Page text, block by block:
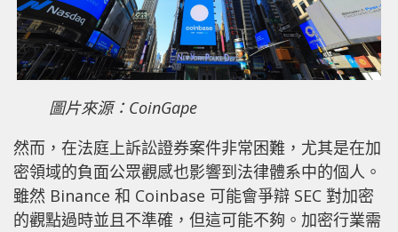
圖片來源：CoinGape
然而，在法庭上訴訟證券案件非常困難，尤其是在加
密領域的負面公眾觀感也影響到法律體系中的個人。
雖然 Binance 和 Coinbase 可能會爭辯 SEC 對加密
的觀點過時並且不準確，但這可能不夠。加密行業需